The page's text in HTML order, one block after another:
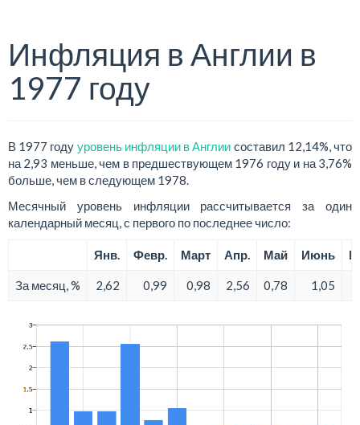
Инфляция в Англии в
1977 году
В 1977 году уровень инфляции в Англии составил 12,14%, что
на 2,93 меньше, чем в предшествующем 1976 году и на 3,76%
больше, чем в следующем 1978.
Месячный уровень инфляции рассчитывается за один
календарный месяц, с первого по последнее число:
Янв. Февр. Март Апр. Май Июнь
За месяц, % 2,62 0,99 0,98 2,56 0,78 1,05